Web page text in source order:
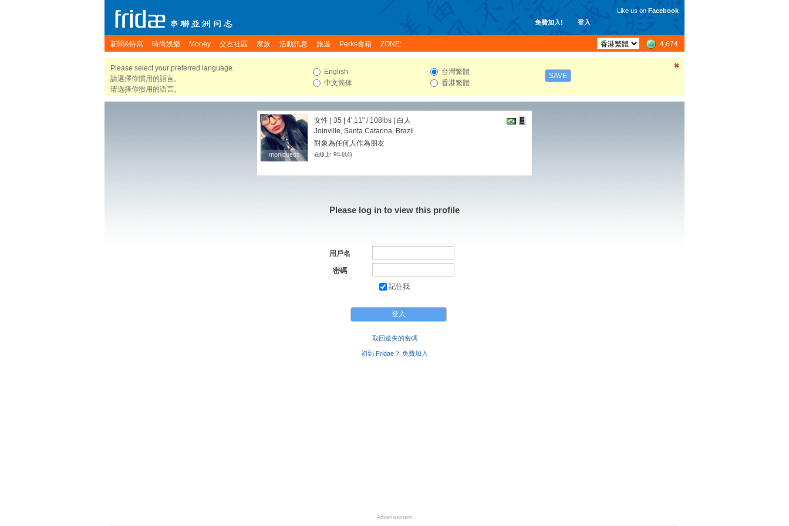
免費加入! 登入
Like us on Facebook
新聞&特寫 時尚娛樂 Money 交友社區 家族 活動訊息 旅遊 Perks會籍 ZONE: 4,674
Please select your preferred language.
請選擇你慣用的語言。
请选择你惯用的语言。
English
中文简体
台灣繁體
香港繁體
SAVE
moniqueds
moniqueds
女性 | 35 | 4' 11" / 108lbs | 白人
Joinville, Santa Catarina, Brazil
對象為任何人作為朋友
在線上: 9年以前
Please log in to view this profile
用戶名
密碼
記住我
取回遺失的密碼
初到 Fridae？ 免費加入
Advertisement